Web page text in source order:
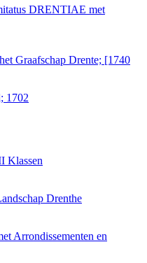
DRENTIAE met
Graafschap Drente; [1740
1702
Klassen
Drenthe
Arrondissementen en